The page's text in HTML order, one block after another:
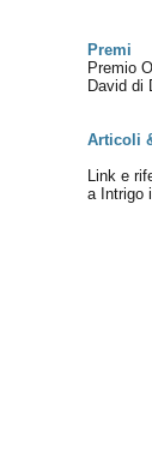
Premi
Premio
David di
Articoli
Link e
a Intrigo